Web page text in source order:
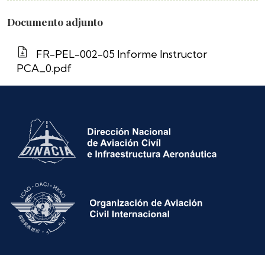
Documento adjunto
FR-PEL-002-05 Informe Instructor
PCA_0.pdf